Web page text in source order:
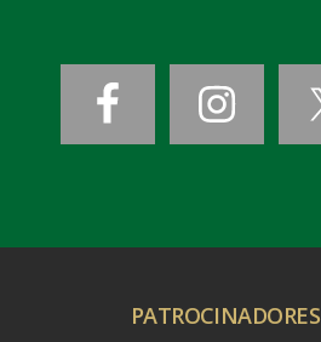
PATROCINADORES